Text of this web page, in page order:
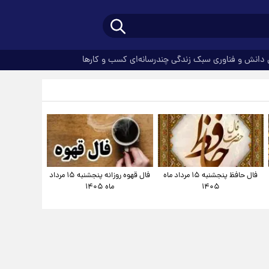
دانش و فناوری سبک زندگیچندرسانه‌ای کسب و کارها
فال حافظ پنجشنبه ۱۵ مرداد ماه
۱۴۰۵
فال قهوه روزانه پنجشنبه ۱۵ مرداد
ماه ۱۴۰۵